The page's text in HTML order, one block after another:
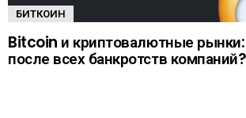
БИТКОИН
Bitcoin и криптовалютные рынки:
после всех банкротств